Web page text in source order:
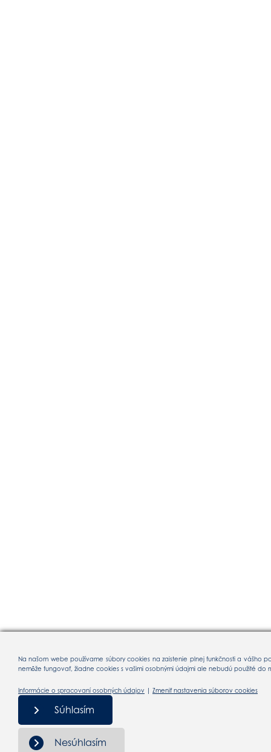
Na našom webe používame súbory cookies na zaistenie plnej funkčnosti a vášho
nemôže fungovať, žiadne cookies s vašimi osobnými údajmi ale nebudú použité do
Informácie o spracovaní osobných údajov | Zmeniť nastavenia súborov cookies
Súhlasím
Nesúhlasím